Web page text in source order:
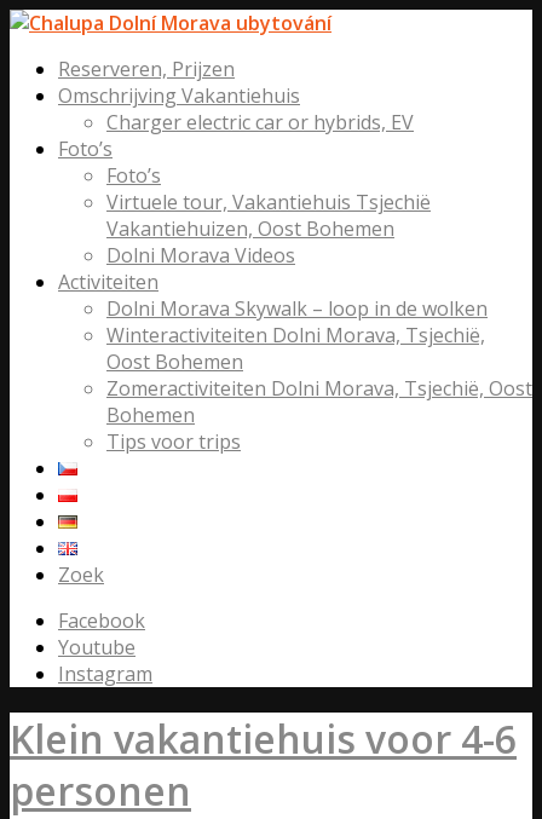
Reserveren, Prijzen
Omschrijving Vakantiehuis
Charger electric car or hybrids, EV
Foto’s
Foto’s
Virtuele tour, Vakantiehuis Tsjechië
Vakantiehuizen, Oost Bohemen
Dolni Morava Videos
Activiteiten
Dolni Morava Skywalk – loop in de wolken
Winteractiviteiten Dolni Morava, Tsjechië,
Oost Bohemen
Zomeractiviteiten Dolni Morava, Tsjechië, Oost
Bohemen
Tips voor trips
Zoek
Facebook
Youtube
Instagram
Klein vakantiehuis voor 4-6
personen